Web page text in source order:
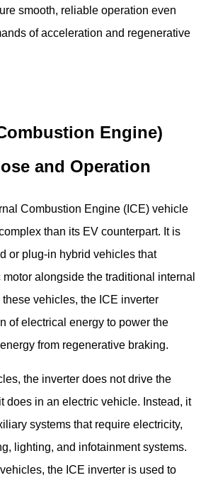
smooth, reliable operation even
of acceleration and regenerative
Engine)
and Operation
Combustion Engine (ICE) vehicle
than its EV counterpart. It is
or plug-in hybrid vehicles that
alongside the traditional internal
vehicles, the ICE inverter
of electrical energy to power the
from regenerative braking.
the inverter does not drive the
does in an electric vehicle. Instead, it
systems that require electricity,
lighting, and infotainment systems.
the ICE inverter is used to